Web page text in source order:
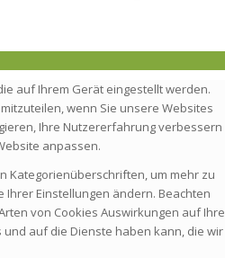
auf Ihrem Gerät eingestellt werden.
wenn Sie unsere Websites
Ihre Nutzererfahrung verbessern
anpassen.
Kategorienüberschriften, um mehr zu
Einstellungen ändern. Beachten
von Cookies Auswirkungen auf Ihre
auf die Dienste haben kann, die wir